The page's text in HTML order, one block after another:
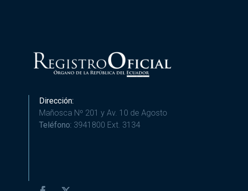
Dirección:
Mañosca Nº 201 y Av. 10 de Agosto
Teléfono: 3941800 Ext. 3134